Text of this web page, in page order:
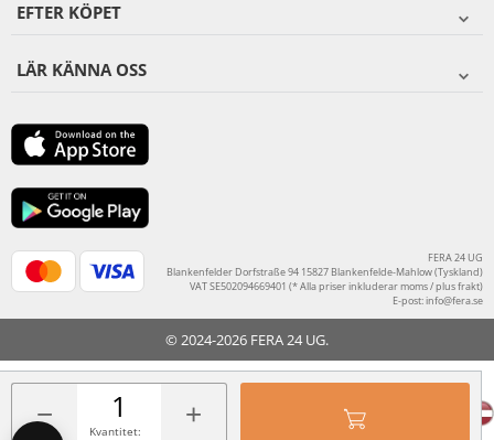
− +
Kvantitet:
EFTER KÖPET
LÄR KÄNNA OSS
FERA 24 UG
Blankenfelder Dorfstraße 94 15827 Blankenfelde-Mahlow (Tyskland)
VAT SE502094669401 (* Alla priser inkluderar moms / plus frakt)
E-post:info@fera.se
© 2024-2026 FERA 24 UG.
FERA INTERNATIONAL: